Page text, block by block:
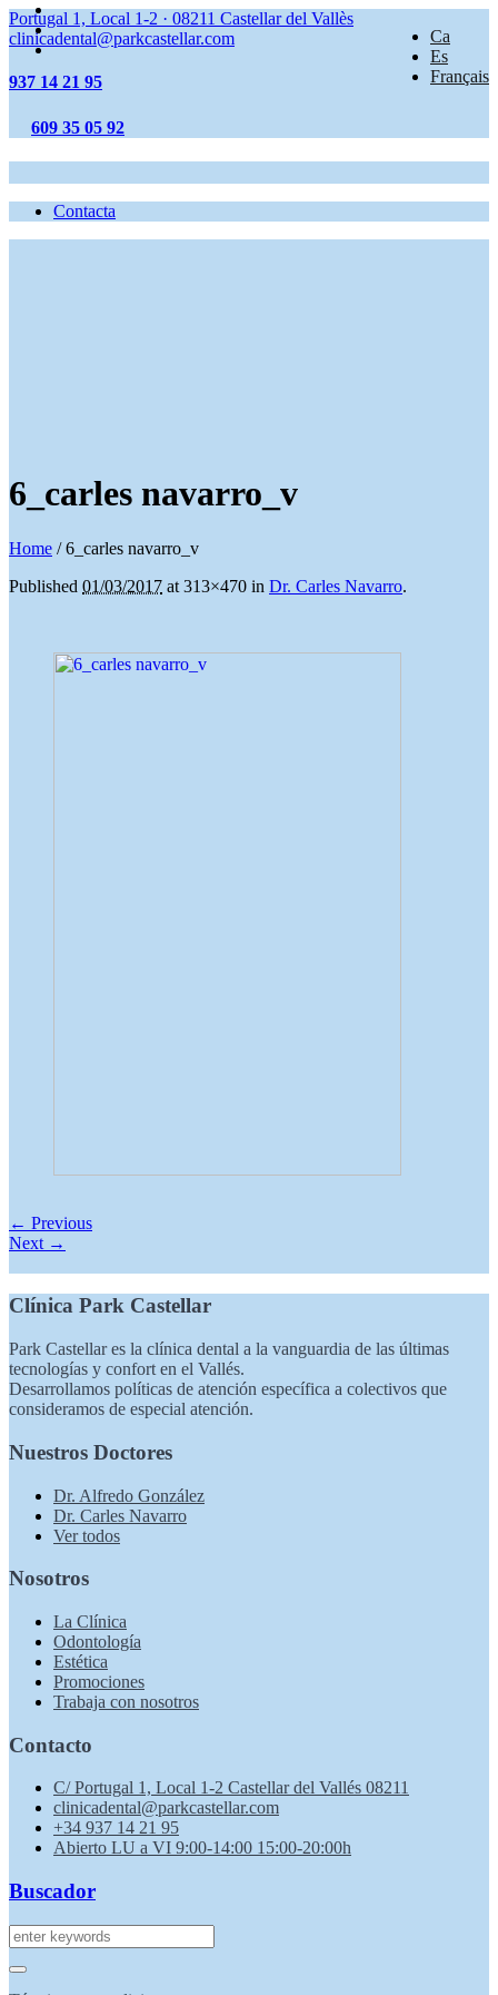
Ca
Es
Français
Portugal 1, Local 1-2 · 08211 Castellar del Vallès
clinicadental@parkcastellar.com
937 14 21 95
609 35 05 92
Contacta
6_carles navarro_v
Home /6_carles navarro_v
Published 01/03/2017 at 313×470 in Dr. Carles Navarro.
← Previous
Next →
Clínica Park Castellar
Park Castellar es la clínica dental a la vanguardia de las últimas
tecnologías y confort en el Vallés.
Desarrollamos políticas de atención específica a colectivos que
consideramos de especial atención.
Nuestros Doctores
Dr. Alfredo González
Dr. Carles Navarro
Ver todos
Nosotros
La Clínica
Odontología
Estética
Promociones
Trabaja con nosotros
Contacto
C/ Portugal 1, Local 1-2 Castellar del Vallés 08211
clinicadental@parkcastellar.com
+34 937 14 21 95
Abierto LU a VI 9:00-14:00 15:00-20:00h
Buscador